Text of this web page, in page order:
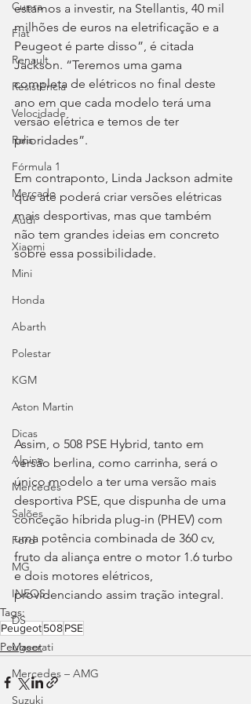
Cupra
Fiat
Renault
Resistência
Velocidade
Ralis
Fórmula 1
Mercado
Audi
Xiaomi
Mini
Honda
Abarth
Polestar
KGM
Aston Martin
Dicas
Alpine
Mercedes
Salões
Ford
MG
INEOS
DS
Maserati
Mercedes – AMG
Suzuki
estamos a investir, na Stellantis, 40 mil
milhões de euros na eletrificação e a
Peugeot é parte disso”, é citada
Jackson. “Teremos uma gama
completa de elétricos no final deste
ano em que cada modelo terá uma
versão elétrica e temos de ter
prioridades”.
Em contraponto, Linda Jackson admite
que até poderá criar versões elétricas
mais desportivas, mas que também
não tem grandes ideias em concreto
sobre essa possibilidade.
Assim, o 508 PSE Hybrid, tanto em
versão berlina, como carrinha, será o
único modelo a ter uma versão mais
desportiva PSE, que dispunha de uma
conceção híbrida plug-in (PHEV) com
uma potência combinada de 360 cv,
fruto da aliança entre o motor 1.6 turbo
e dois motores elétricos,
providenciando assim tração integral.
Tags:
Peugeot508PSE
Peugeot